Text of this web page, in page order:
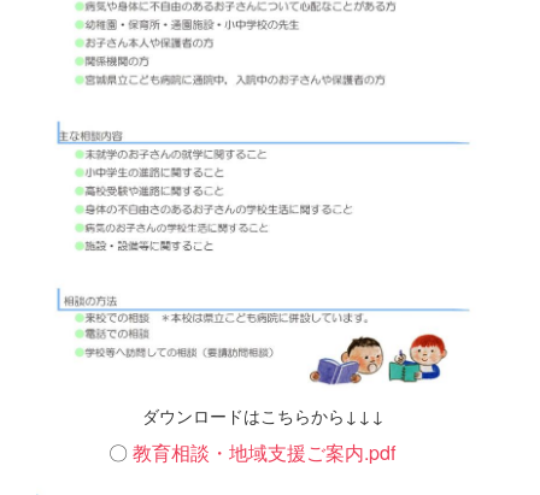
ダウンロードはこちらから↓↓↓
〇 教育相談・地域支援ご案内.pdf